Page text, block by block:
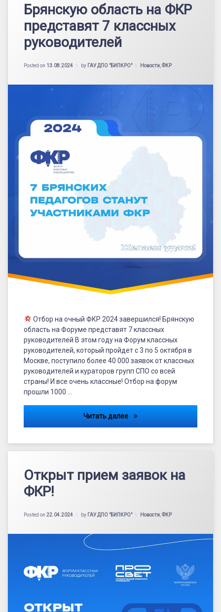
Брянскую область на ФКР
представят 7 классных
руководителей
Posted on 13.08.2024 by ГАУ ДПО "БИПКРО" Категории:
Новости ФКР
Отбор на очный ФКР 2024 завершился! Брянскую
область на Форуме представят 7 классных
руководителей В этом году на Форум классных
руководителей, который пройдет с 3 по 5 октября в
Москве, поступило более 40 000 заявок от классных
руководителей и кураторов групп СПО со всей
страны! И все очень классные! Отбор на форум
прошли 1000 …
Читать далее Брянскую область на ФКР
Открыт прием заявок на
ФКР!
Posted on 22.04.2024 by ГАУ ДПО "БИПКРО" Категории:
Новости ФКР